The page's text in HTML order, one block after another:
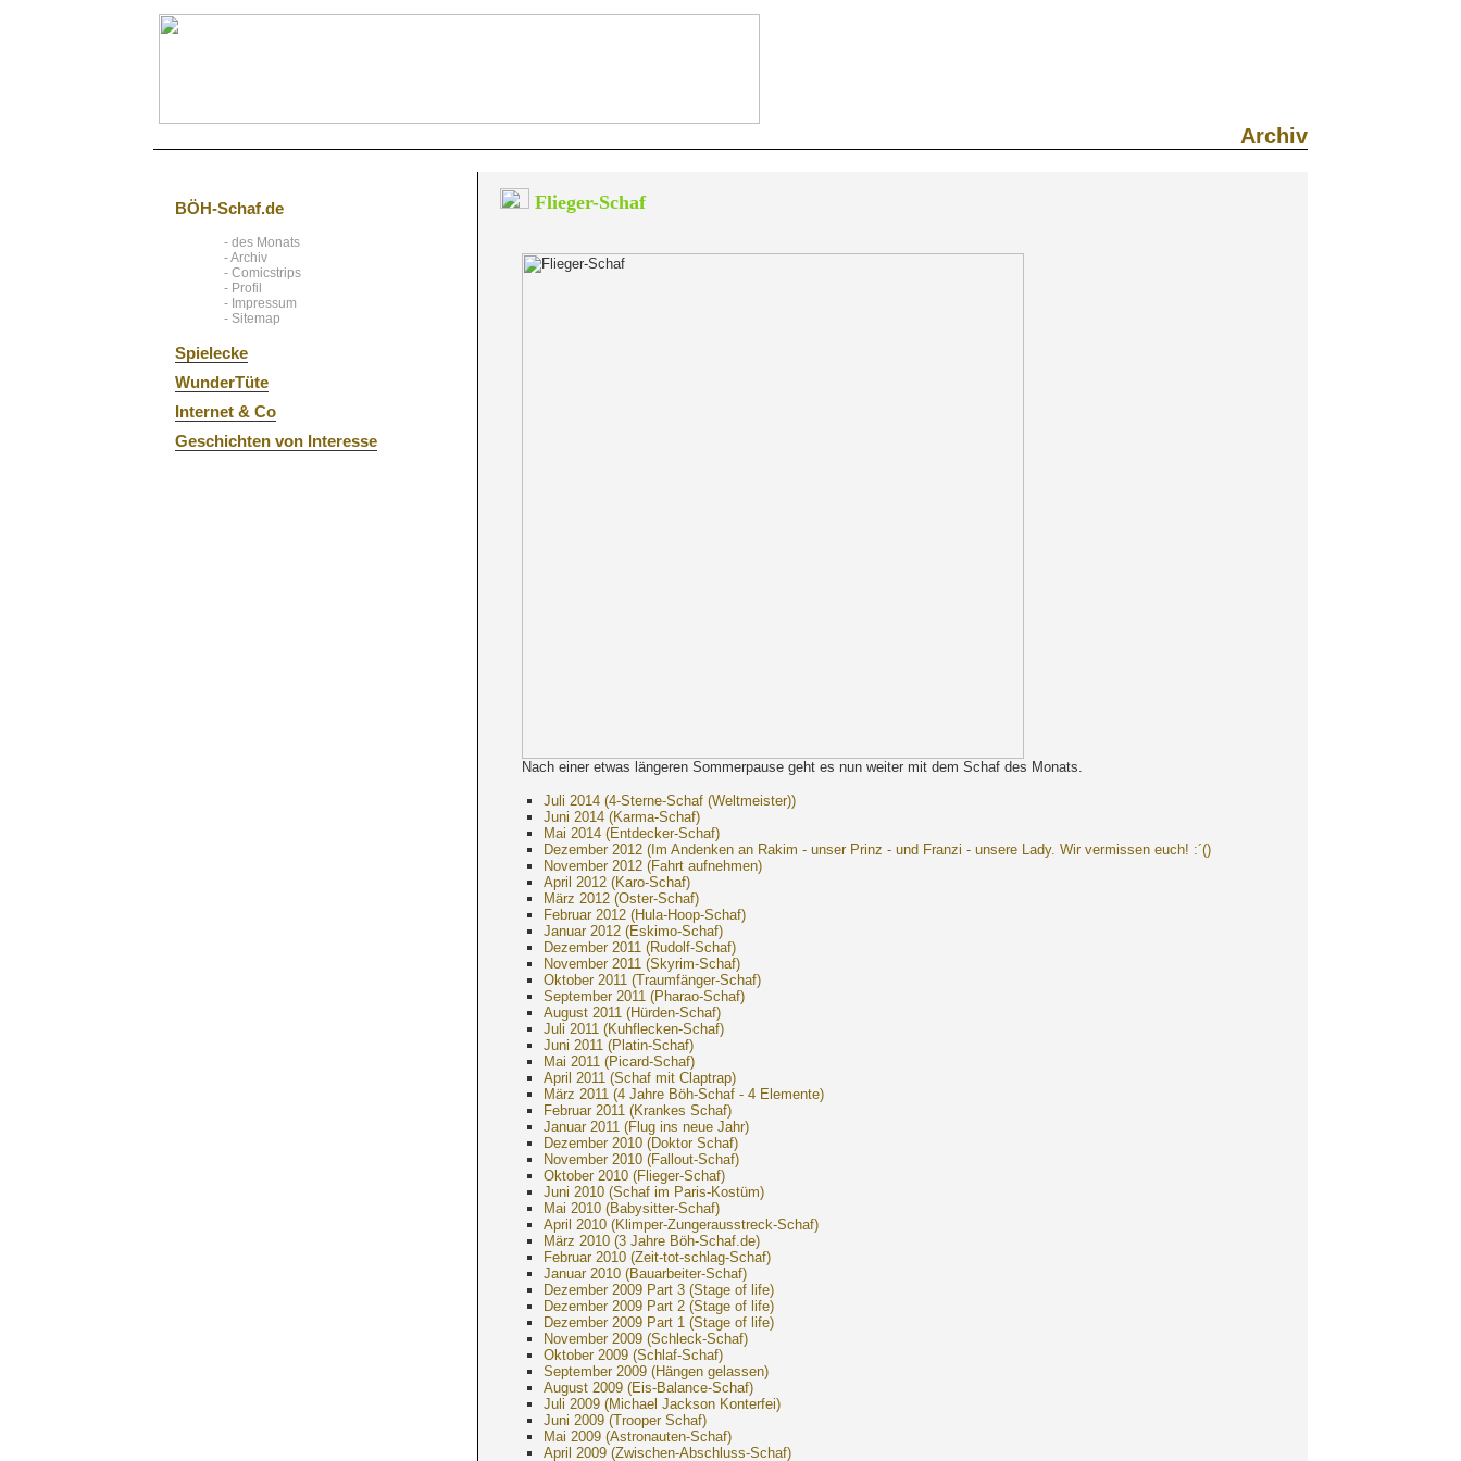
Archiv
BÖH-Schaf.de
- des Monats
- Archiv
- Comicstrips
- Profil
- Impressum
- Sitemap
Spielecke
WunderTüte
Internet & Co
Geschichten von Interesse
Flieger-Schaf
Nach einer etwas längeren Sommerpause geht es nun weiter mit dem Schaf des Monats.
Juli 2014 (4-Sterne-Schaf (Weltmeister))
Juni 2014 (Karma-Schaf)
Mai 2014 (Entdecker-Schaf)
Dezember 2012 (Im Andenken an Rakim - unser Prinz - und Franzi - unsere Lady. Wir vermissen euch! :´()
November 2012 (Fahrt aufnehmen)
April 2012 (Karo-Schaf)
März 2012 (Oster-Schaf)
Februar 2012 (Hula-Hoop-Schaf)
Januar 2012 (Eskimo-Schaf)
Dezember 2011 (Rudolf-Schaf)
November 2011 (Skyrim-Schaf)
Oktober 2011 (Traumfänger-Schaf)
September 2011 (Pharao-Schaf)
August 2011 (Hürden-Schaf)
Juli 2011 (Kuhflecken-Schaf)
Juni 2011 (Platin-Schaf)
Mai 2011 (Picard-Schaf)
April 2011 (Schaf mit Claptrap)
März 2011 (4 Jahre Böh-Schaf - 4 Elemente)
Februar 2011 (Krankes Schaf)
Januar 2011 (Flug ins neue Jahr)
Dezember 2010 (Doktor Schaf)
November 2010 (Fallout-Schaf)
Oktober 2010 (Flieger-Schaf)
Juni 2010 (Schaf im Paris-Kostüm)
Mai 2010 (Babysitter-Schaf)
April 2010 (Klimper-Zungerausstreck-Schaf)
März 2010 (3 Jahre Böh-Schaf.de)
Februar 2010 (Zeit-tot-schlag-Schaf)
Januar 2010 (Bauarbeiter-Schaf)
Dezember 2009 Part 3 (Stage of life)
Dezember 2009 Part 2 (Stage of life)
Dezember 2009 Part 1 (Stage of life)
November 2009 (Schleck-Schaf)
Oktober 2009 (Schlaf-Schaf)
September 2009 (Hängen gelassen)
August 2009 (Eis-Balance-Schaf)
Juli 2009 (Michael Jackson Konterfei)
Juni 2009 (Trooper Schaf)
Mai 2009 (Astronauten-Schaf)
April 2009 (Zwischen-Abschluss-Schaf)